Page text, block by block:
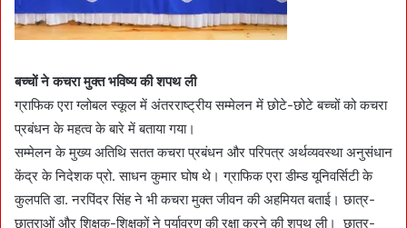
बच्चों ने कचरा मुक्त भविष्य की शपथ ली
ग्राफिक एरा ग्लोबल स्कूल में अंतरराष्ट्रीय सम्मेलन में छोटे-छोटे बच्चों को कचरा
प्रबंधन के महत्व के बारे में बताया गया।
सम्मेलन के मुख्य अतिथि सतत कचरा प्रबंधन और परिपत्र अर्थव्यवस्था अनुसंधान
केंद्र के निदेशक प्रो. साधन कुमार घोष थे। ग्राफिक एरा डीम्ड यूनिवर्सिटी के
कुलपति डा. नरपिंदर सिंह ने भी कचरा मुक्त जीवन की अहमियत बताई। छात्र-
छात्राओं और शिक्षक-शिक्षकों ने पर्यावरण की रक्षा करने की शपथ ली। छात्र-